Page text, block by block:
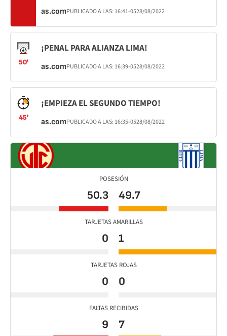
as.comPUBLICADO A LAS: 16:41-0528/08/2022
50'
¡PENAL PARA ALIANZA LIMA!
as.comPUBLICADO A LAS: 16:39-0528/08/2022
45'
¡EMPIEZA EL SEGUNDO TIEMPO!
as.comPUBLICADO A LAS: 16:35-0528/08/2022
POSESIÓN
50.3 49.7
TARJETAS AMARILLAS
0 1
TARJETAS ROJAS
0 0
FALTAS RECIBIDAS
9 7